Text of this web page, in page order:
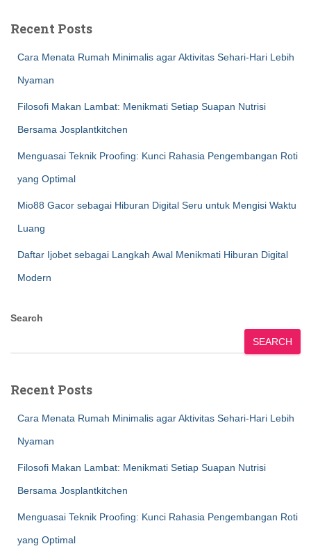
Recent Posts
Cara Menata Rumah Minimalis agar Aktivitas Sehari-Hari Lebih
Nyaman
Filosofi Makan Lambat: Menikmati Setiap Suapan Nutrisi
Bersama Josplantkitchen
Menguasai Teknik Proofing: Kunci Rahasia Pengembangan Roti
yang Optimal
Mio88 Gacor sebagai Hiburan Digital Seru untuk Mengisi Waktu
Luang
Daftar Ijobet sebagai Langkah Awal Menikmati Hiburan Digital
Modern
Search
SEARCH
Recent Posts
Cara Menata Rumah Minimalis agar Aktivitas Sehari-Hari Lebih
Nyaman
Filosofi Makan Lambat: Menikmati Setiap Suapan Nutrisi
Bersama Josplantkitchen
Menguasai Teknik Proofing: Kunci Rahasia Pengembangan Roti
yang Optimal